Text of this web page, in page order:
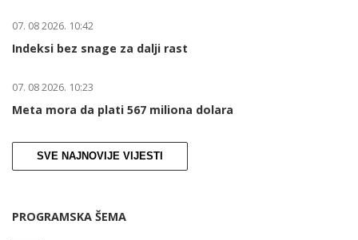
07. 08 2026. 10:42
Indeksi bez snage za dalji rast
07. 08 2026. 10:23
Meta mora da plati 567 miliona dolara
SVE NAJNOVIJE VIJESTI
PROGRAMSKA ŠEMA